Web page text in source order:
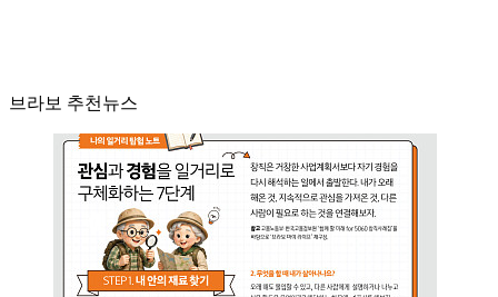
브라보 추천뉴스